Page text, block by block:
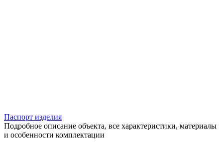
Паспорт изделия
Подробное описание объекта, все характеристики, материалы
и особенности комплектации